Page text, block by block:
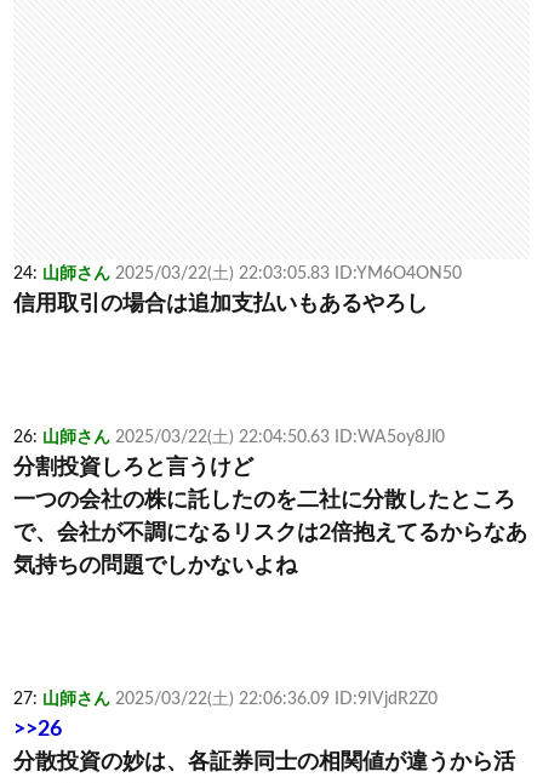
24: 山師さん 2025/03/22(土) 22:03:05.83 ID:YM6O4ON50
信用取引の場合は追加支払いもあるやろし
26: 山師さん 2025/03/22(土) 22:04:50.63 ID:WA5oy8Jl0
分割投資しろと言うけど
一つの会社の株に託したのを二社に分散したところ
で、会社が不調になるリスクは2倍抱えてるからなあ
気持ちの問題でしかないよね
27: 山師さん 2025/03/22(土) 22:06:36.09 ID:9IVjdR2Z0
>>26
分散投資の妙は、各証券同士の相関値が違うから活